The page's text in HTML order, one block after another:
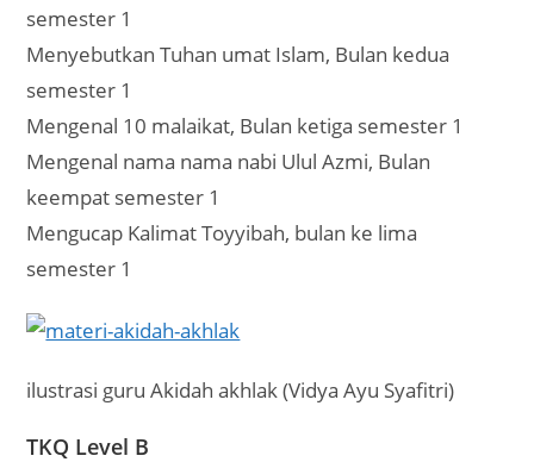
semester 1
Menyebutkan Tuhan umat Islam, Bulan kedua
semester 1
Mengenal 10 malaikat, Bulan ketiga semester 1
Mengenal nama nama nabi Ulul Azmi, Bulan
keempat semester 1
Mengucap Kalimat Toyyibah, bulan ke lima
semester 1
ilustrasi guru Akidah akhlak (Vidya Ayu Syafitri)
TKQ Level B